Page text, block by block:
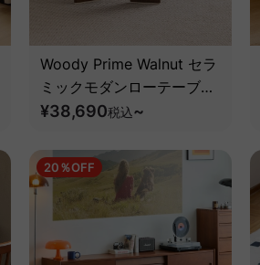
Woody Prime Walnut セラ
ミックモダンローテーブル
｜防水・耐傷・耐熱性の高
¥38,690税込~
20％OFF